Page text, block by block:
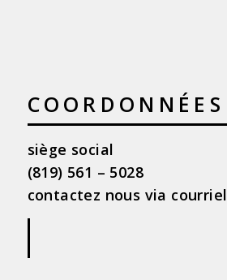
COORDONNÉES
siège social
(819) 561 – 5028
contactez nous via courriel